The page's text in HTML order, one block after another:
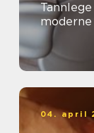
Tannlege osterøy
04. april